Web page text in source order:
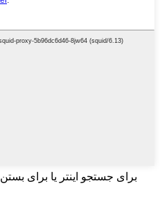
برای جستجو اینتر یا برای بستن